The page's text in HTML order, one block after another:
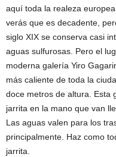
aquí toda la realeza
verás que es decadente,
siglo XIX se conserva casi
aguas sulfurosas. Pero el
moderna galería Yiro
más caliente de toda la
doce metros de altura. Esta
jarrita en la mano que van
Las aguas valen para los
principalmente. Haz como
jarrita.